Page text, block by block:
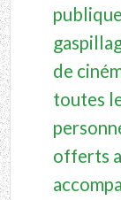
de
toutes
offerts